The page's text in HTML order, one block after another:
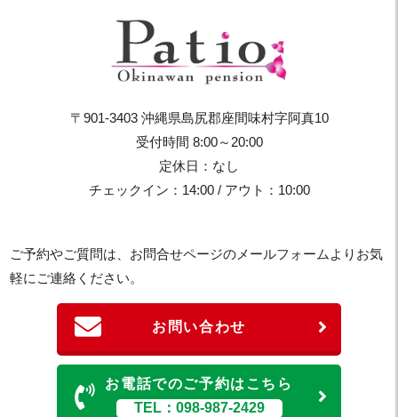
〒901-3403 沖縄県島尻郡座間味村字阿真10
受付時間 8:00～20:00
定休日：なし
チェックイン：14:00 / アウト：10:00
ご予約やご質問は、お問合せページのメールフォームよりお気
軽にご連絡ください。
お問い合わせ
お電話でのご予約はこちら
TEL：098-987-2429